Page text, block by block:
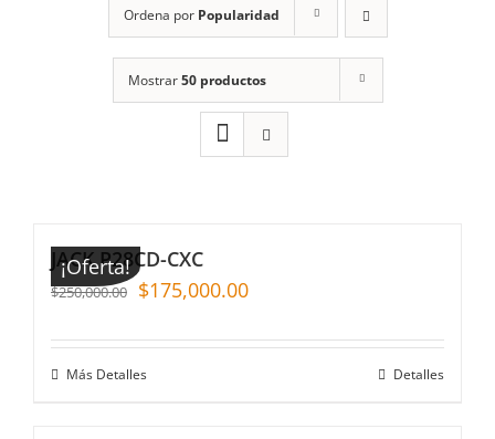
Ordena por Popularidad
Mostrar50 productos
¡Oferta!
JACK P28CD-CXC
$250,000.00 $175,000.00
Más Detalles Detalles